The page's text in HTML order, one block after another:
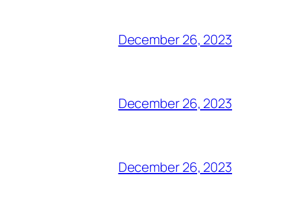
December 26, 2023
December 26, 2023
December 26, 2023